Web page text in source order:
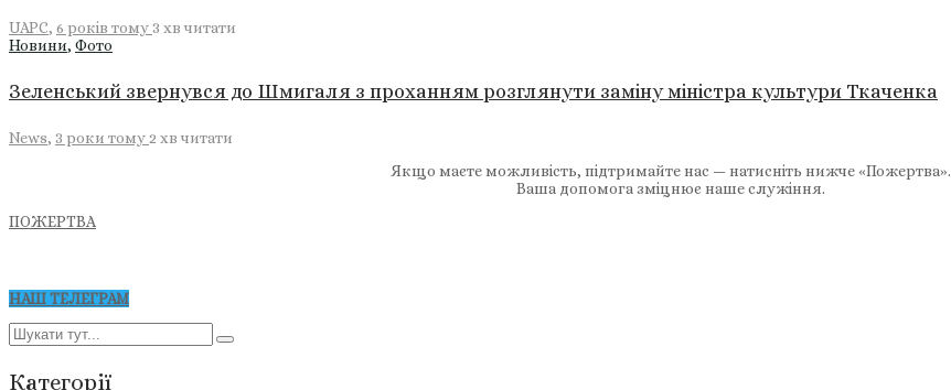
UAPC, 6 років тому3 хв читати
Новини, Фото
Зеленський звернувся до Шмигаля з проханням розглянути заміну міністра культури Ткаченка
News, 3 роки тому 2 хв читати
Якщо маєте можливість, підтримайте нас — натисніть нижче «Пожертва».
Ваша допомога зміцнює наше служіння.
ПОЖЕРТВА
НАШ ТЕЛЕГРАМ
Категорії